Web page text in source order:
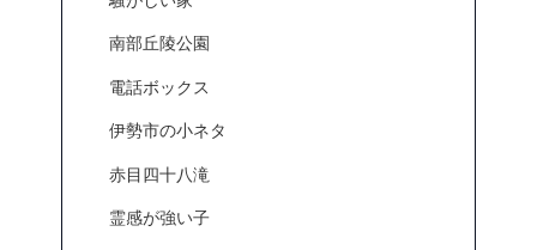
南部丘陵公園
電話ボックス
伊勢市の小ネタ
赤目四十八滝
霊感が強い子